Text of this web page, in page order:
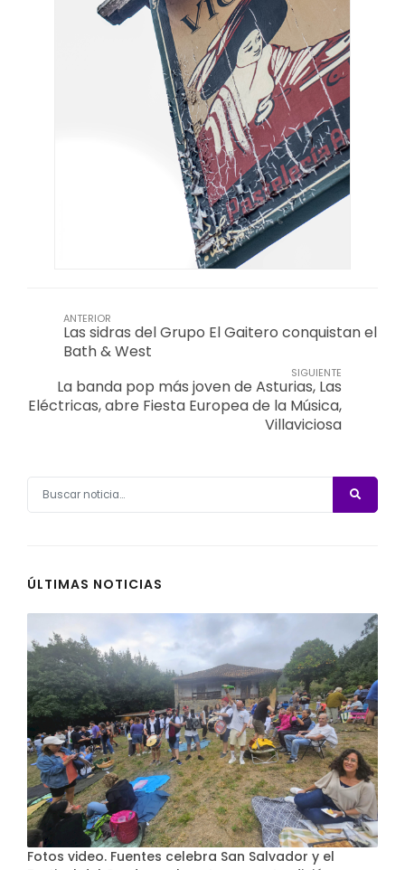
ANTERIOR
Las sidras del Grupo El Gaitero conquistan el
Bath & West
SIGUIENTE
La banda pop más joven de Asturias, Las
Eléctricas, abre Fiesta Europea de la Música,
Villaviciosa
ÚLTIMAS NOTICIAS
Fotos video. Fuentes celebra San Salvador y el